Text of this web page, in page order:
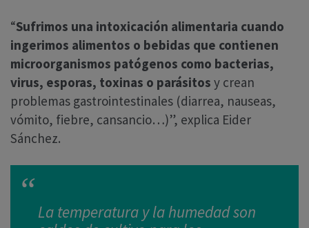
“Sufrimos una intoxicación alimentaria cuando
ingerimos alimentos o bebidas que contienen
microorganismos patógenos como bacterias,
virus, esporas, toxinas o parásitos y crean
problemas gastrointestinales (diarrea, nauseas,
vómito, fiebre, cansancio…)”, explica Eider
Sánchez.
La temperatura y la humedad son